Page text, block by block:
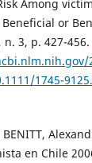
Among
or
n. 3, p. 427-
1745-
BENITT,
en Chile